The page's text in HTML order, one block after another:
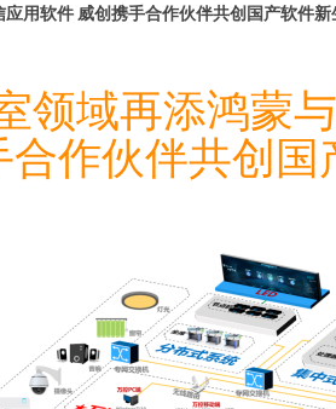
用软件 威创携手合作伙伴共创国产软件新
领域再添鸿蒙
合作伙伴共创国